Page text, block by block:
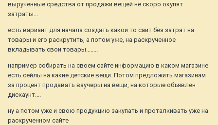
вырученные средства от продажи вещей не скоро окупят
затраты...
есть вариант для начала создать какой то сайт без затрат на
товары и его раскрутить, а потом уже, на раскрученное
вкладывать свои товары........
например собирать на своем сайте информацию в каком магазине
есть сейлы на какие детские вещи. Потом предложить магазинам
за процент продавать ваучеры на вещи, на которые объявлен
дискаунт....
ну а потом уже и свою продукцию закупать и проталкивать уже на
раскрученном сайте